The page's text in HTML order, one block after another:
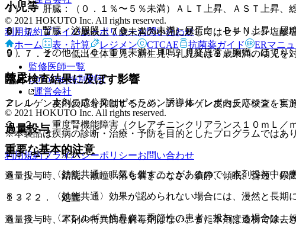
小児等
９．７．１． ２歳以上７歳未満の小児に対してはセチリジン塩酸
９．７．２． 低出生体重児、新生児、乳児又は２歳未満の幼児を
臨床検査結果に及ぼす影響
アレルゲン皮内反応を抑制するため、アレルゲン皮内反応検査を実
過量投与
１３．１． 症状
過量投与時、錯乱、散瞳、落ち着きのなさ、鎮静、傾眠、昏迷、尿
１３．２． 処置
過量投与時、本剤の特異的な解毒剤はない、また本剤は透析で除去
７）． 肝臓：（０．１％〜５％未満）ＡＬＴ上昇、ＡＳＴ上昇、
８）． 腎臓・泌尿器：（０．１％未満）尿蛋白、ＢＵＮ上昇、尿
９）． その他：（０．１％未満）耳鳴、月経異常、胸痛、ほてり
禁忌
２．１． 本剤の成分又はピペラジン誘導体（レボセチリジン、ヒ
２．２． 重度腎機能障害（クレアチニンクリアランス１０ｍＬ／
重要な基本的注意
８．１． 〈効能共通〉眠気を催すことがあるので、本剤投与中の
８．２． 〈効能共通〉効果が認められない場合には、漫然と長期
８．３． 〈アレルギー性鼻炎〉季節性の患者に投与する場合は、
© 2021 HOKUTO Inc. All rights reserved.
利用規約プライバシーポリシーお問い合わせ
ホーム
表・計算 レジメン CTCAE 抗菌薬ガイド ERマニ
監修医師一覧
UpToDate特別割引
運営会社
© 2021 HOKUTO Inc. All rights reserved.
※本製品は疾病の診断・治療・予防を目的としたプログラムではあり
利用規約プライバシーポリシーお問い合わせ